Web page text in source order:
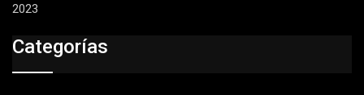
2023
Categorías